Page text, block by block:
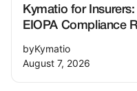
Kymatio for
EIOPA Compliance
byKymatio
August 7, 2026